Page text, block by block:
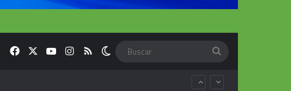
FacebookYouTubeInstagram
RSS Switch skin